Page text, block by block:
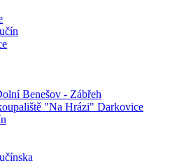
Benešov - Zábřeh
"Na Hrázi" Darkovice